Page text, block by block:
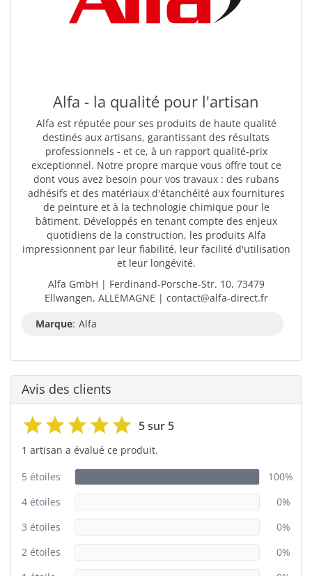
Alfa - la qualité pour l'artisan
Alfa est réputée pour ses produits de haute qualité
destinés aux artisans, garantissant des résultats
professionnels - et ce, à un rapport qualité-prix
exceptionnel. Notre propre marque vous offre tout ce
dont vous avez besoin pour vos travaux : des rubans
adhésifs et des matériaux d'étanchéité aux fournitures
de peinture et à la technologie chimique pour le
bâtiment. Développés en tenant compte des enjeux
quotidiens de la construction, les produits Alfa
impressionnent par leur fiabilité, leur facilité d'utilisation
et leur longévité.
Alfa GmbH | Ferdinand-Porsche-Str. 10, 73479
Ellwangen, ALLEMAGNE | contact@alfa-direct.fr
Marque: Alfa
Avis des clients
5 sur 5
1 artisan a évalué ce produit.
5 étoiles
100%
4 étoiles
0%
3 étoiles
0%
2 étoiles
0%